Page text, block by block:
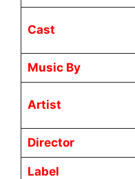
Cast
Music By
Artist
Director
Label